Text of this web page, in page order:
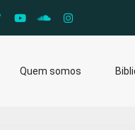
Quem somos